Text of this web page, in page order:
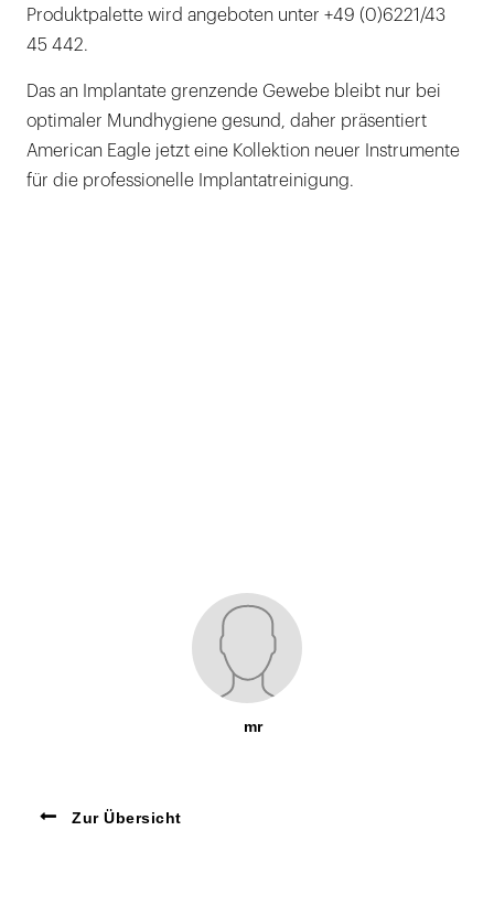
Produktpalette wird angeboten unter +49 (0)6221/43
45 442.
Das an Implantate grenzende Gewebe bleibt nur bei
optimaler Mundhygiene gesund, daher präsentiert
American Eagle jetzt eine Kollektion neuer Instrumente
für die professionelle Implantatreinigung.
mr
Zur Übersicht